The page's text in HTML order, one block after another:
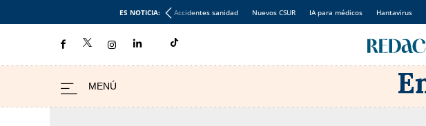
ES NOTICIA: Accidentes sanidad Nuevos CSUR IA para médicos Hantavirus